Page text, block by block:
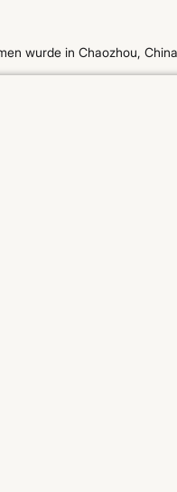
wurde in Chaozhou,